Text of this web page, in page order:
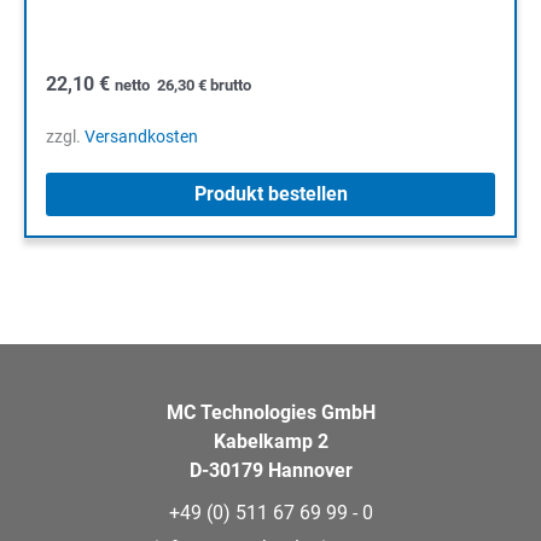
22,10 € netto 26,30 € brutto
zzgl. Versandkosten
Produkt bestellen
MC Technologies GmbH
Kabelkamp 2
D-30179 Hannover
+49 (0) 511 67 69 99 - 0